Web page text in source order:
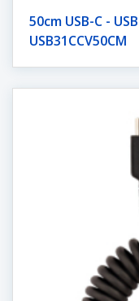
50cm USB-C -
USB31CCV50CM